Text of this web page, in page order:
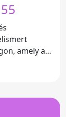
amely a